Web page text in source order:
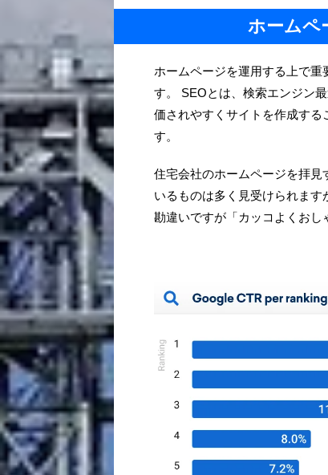
ホームペ
ホームページを運用する上で
す。 SEOとは、検索エンジン
価されやすくサイトを作成する
す。
住宅会社のホームページを拝見
いるものは多く見受けられま
勘違いですが「カッコよくおし